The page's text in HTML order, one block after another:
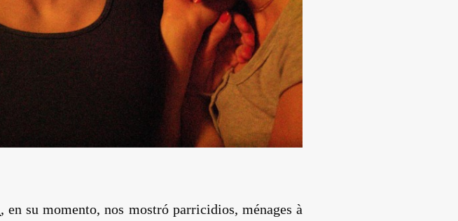
, en su momento, nos mostró parricidios, ménages à